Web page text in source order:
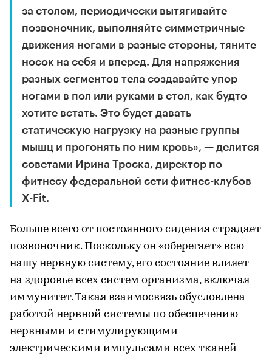
за столом, периодически вытягивайте
позвоночник, выполняйте симметричные
движения ногами в разные стороны, тяните
носок на себя и вперед. Для напряжения
разных сегментов тела создавайте упор
ногами в пол или руками в стол, как будто
хотите встать. Это будет давать
статическую нагрузку на разные группы
мышц и прогонять по ним кровь», — делится
советами Ирина Троска, директор по
фитнесу федеральной сети фитнес-клубов
X-Fit.
Больше всего от постоянного сидения страдает
позвоночник. Поскольку он «оберегает» всю
нашу нервную систему, его состояние влияет
на здоровье всех систем организма, включая
иммунитет. Такая взаимосвязь обусловлена
работой нервной системы по обеспечению
нервными и стимулирующими
электрическими импульсами всех тканей